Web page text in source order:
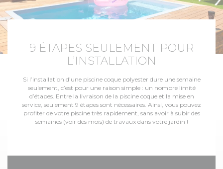
9 ÉTAPES SEULEMENT POUR
L’INSTALLATION
Si l’installation d’une piscine coque polyester dure une semaine
seulement, c’est pour une raison simple : un nombre limité
d’étapes. Entre la livraison de la piscine coque et la mise en
service, seulement 9 étapes sont nécessaires. Ainsi, vous pouvez
profiter de votre piscine très rapidement, sans avoir à subir des
semaines (voir des mois) de travaux dans votre jardin !